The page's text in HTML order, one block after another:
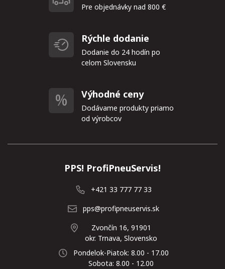
Pre objednávky nad 800 €
Rýchle dodanie
Dodanie do 24 hodín po
celom Slovensku
Výhodné ceny
Dodávame produkty priamo
od výrobcov
PPS! ProfiPneuServis!
+421 33 777 77 33
pps@profipneuservis.sk
Zvončín 16, 91901
okr. Trnava, Slovensko
Pondelok-Piatok: 8.00 - 17.00
Sobota: 8.00 - 12.00